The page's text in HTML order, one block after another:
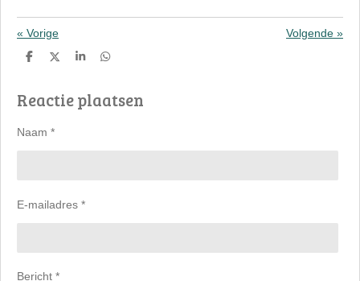
« Vorige Volgende »
D
n
D
l
S
e
D
n
Reactie plaatsen
Naam *
E-mailadres *
Bericht *